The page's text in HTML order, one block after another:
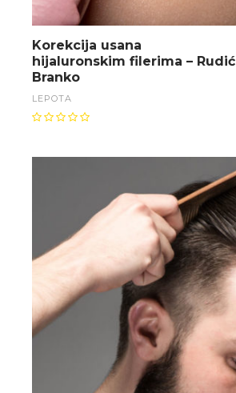
Korekcija usana
hijaluronskim filerima – Rudić
Branko
LEPOTA